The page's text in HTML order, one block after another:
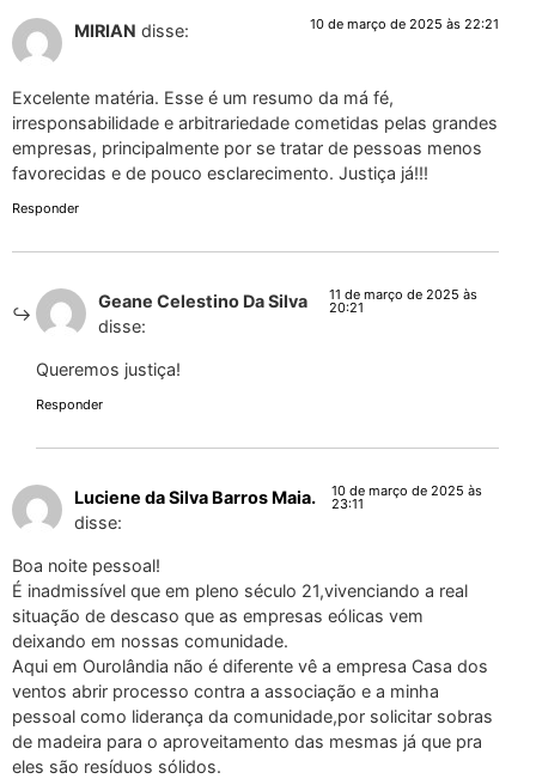
MIRIAN disse: 10 de março de 2025 às 22:21
Excelente matéria. Esse é um resumo da má fé,
irresponsabilidade e arbitrariedade cometidas pelas grandes
empresas, principalmente por se tratar de pessoas menos
favorecidas e de pouco esclarecimento. Justiça já!!!
Responder
Geane Celestino Da Silva
disse:
11 de março de 2025 às
20:21
Queremos justiça!
Responder
Luciene da Silva Barros Maia.
disse:
10 de março de 2025 às
23:11
Boa noite pessoal!
É inadmissível que em pleno século 21,vivenciando a real
situação de descaso que as empresas eólicas vem
deixando em nossas comunidade.
Aqui em Ourolândia não é diferente vê a empresa Casa dos
ventos abrir processo contra a associação e a minha
pessoal como liderança da comunidade,por solicitar sobras
de madeira para o aproveitamento das mesmas já que pra
eles são resíduos sólidos.